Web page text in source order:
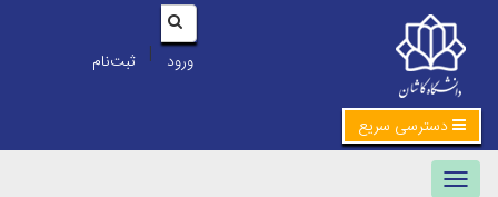
ورود | ثبت‌نام
دسترسی سریع
Toggle navigation